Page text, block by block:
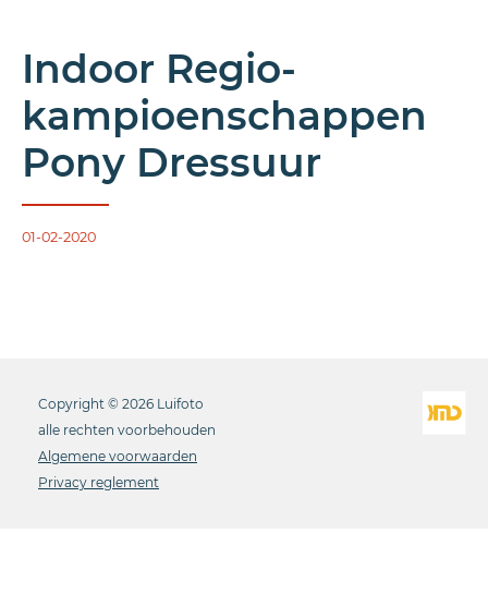
Indoor Regio-
kampioenschappen
Pony Dressuur
01-02-2020
Copyright © 2026 Luifoto
alle rechten voorbehouden
Algemene voorwaarden
Privacy reglement